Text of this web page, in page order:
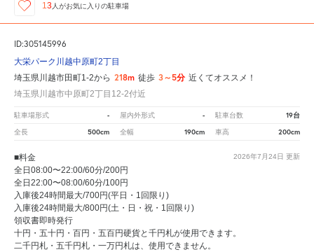
13 人がお気に入りの駐車場
ID:305145996
大栄パーク川越中原町2丁目
埼玉県川越市田町1-2から 218m 徒歩 3～5分 近くてオススメ！
埼玉県川越市中原町2丁目12-2付近
駐車場形式 - 屋内外形式 - 駐車台数 19台
全長 500cm 全幅 190cm 車高 200cm
2026年7月24日 更新
■料金
全日08:00〜22:00/60分/200円
全日22:00〜08:00/60分/100円
入庫後24時間最大/700円(平日・1回限り)
入庫後24時間最大/800円(土・日・祝・1回限り)
領収書即時発行
十円・五十円・百円・五百円硬貨と千円札が使用できます。
二千円札・五千円札・一万円札は、使用できません。